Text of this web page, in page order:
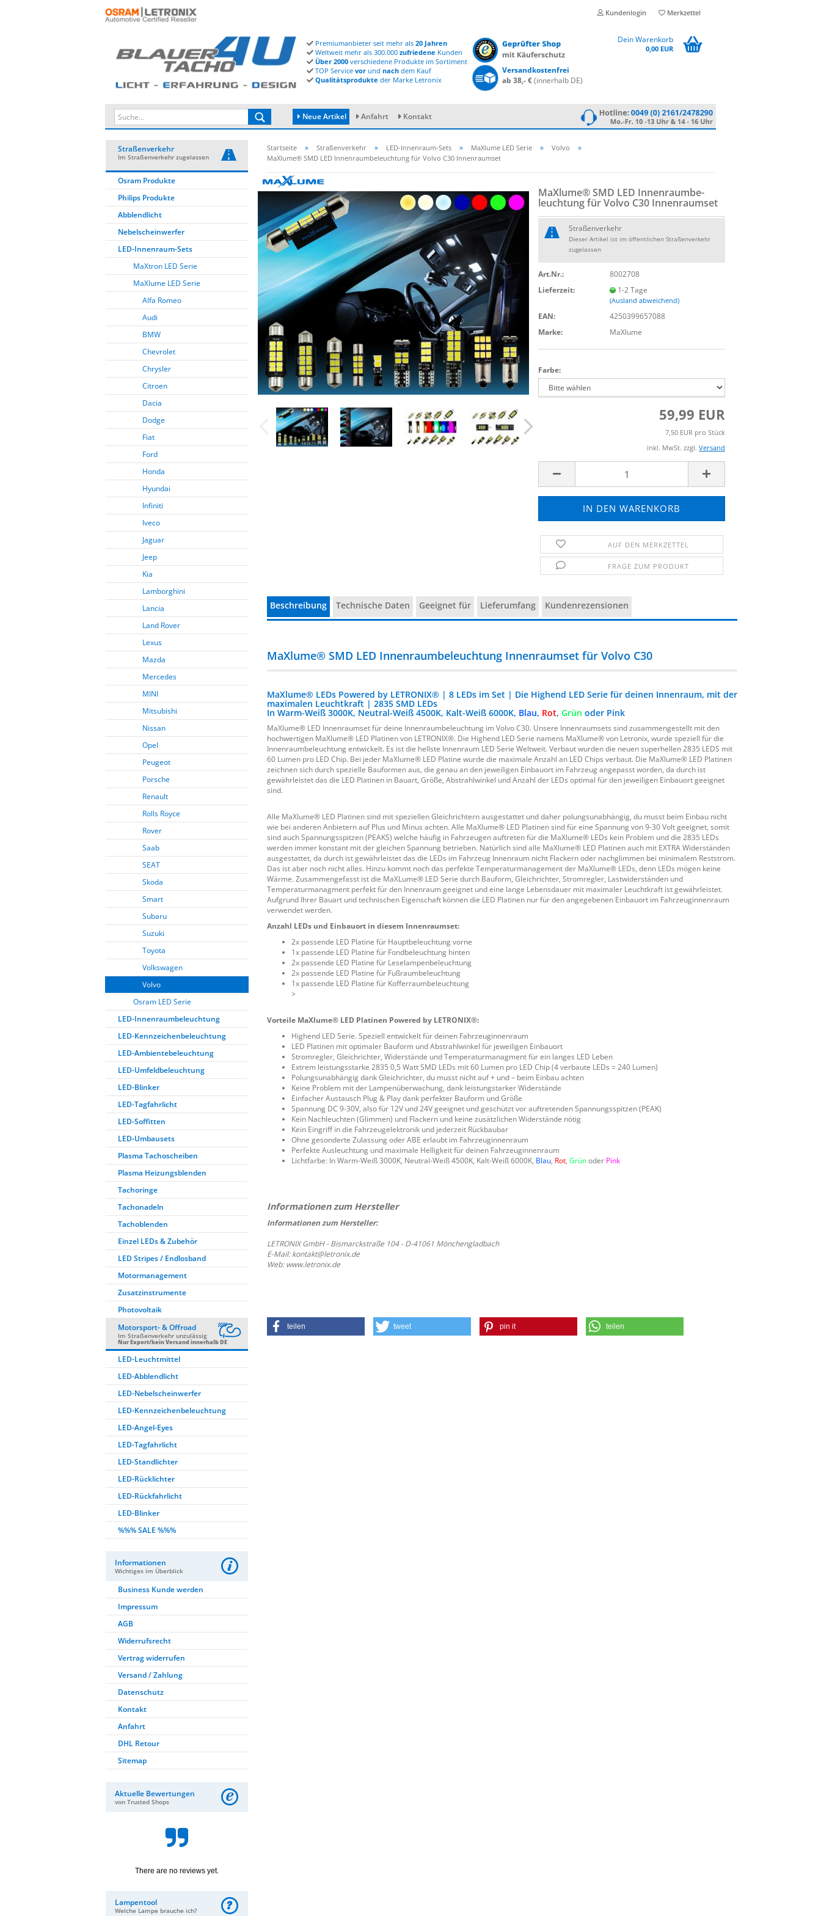
Kundenlogin
Passwort vergessen?
Merkzettel
Premiumanbieter seit mehr als 20 Jahren
Weltweit mehr als 300.000 zufriedene Kunden
Über 2000 verschiedene Produkte im Sortiment
TOP Service vor und nach dem Kauf
Qualitätsprodukte der Marke Letronix
Versandkostenfrei
ab 38,- €(innerhalb DE)
Dein Warenkorb
0,00 EUR
Neue Artikel Anfahrt Kontakt
Startseite » Straßenverkehr » LED-Innenraum-Sets » MaXlume LED Serie » Volvo »
MaXlume® SMD LED Innenraumbeleuchtung für Volvo C30 Innenraumset
MaXlu­me® SMD LED In­nen­raum­be­
leuch­tung für Volvo C30 In­nen­ra­um­set
Art.Nr.:
8002708
Lieferzeit:
1-2 Tage
(Ausland abweichend)
EAN:
4250399657088
Marke:
MaXlume
Straßenverkehr
Dieser Artikel ist im öffentlichen Straßenverkehr
zugelassen
Farbe:
59,99 EUR
7,50 EUR pro Stück
inkl. MwSt. zzgl. Versand
AUF DEN MERKZETTEL
FRAGE ZUM PRODUKT
Beschreibung Technische Daten Geeignet für Lieferumfang Kundenrezensionen
MaXlume® SMD LED Innenraumbeleuchtung Innenraumset für Volvo C30
MaXlume® LEDs Powered by LETRONIX® | 8 LEDs im Set | Die Highend LED Serie für deinen Innenraum, mit der
maximalen Leuchtkraft | 2835 SMD LEDs
In Warm-Weiß 3000K, Neutral-Weiß 4500K, Kalt-Weiß 6000K, Blau, Rot, Grün oder Pink
MaXlume® LED Innenraumset für deine Innenraumbeleuchtung im Volvo C30. Unsere Innenraumsets sind zusammengestellt mit den
hochwertigen MaXlume® LED Platinen von LETRONIX®. Die Highend LED Serie namens MaXlume® von Letronix, wurde speziell für die
Innenraumbeleuchtung entwickelt. Es ist die hellste Innenraum LED Serie Weltweit. Verbaut wurden die neuen superhellen 2835 LEDS mit
60 Lumen pro LED Chip. Bei jeder MaXlume® LED Platine wurde die maximale Anzahl an LED Chips verbaut. Die MaXlume® LED Platinen
zeichnen sich durch spezielle Bauformen aus, die genau an den jeweiligen Einbauort im Fahrzeug angepasst worden, da durch ist
gewährleistet das die LED Platinen in Bauart, Größe, Abstrahlwinkel und Anzahl der LEDs optimal für den jeweiligen Einbauort geeignet
sind.
Alle MaXlume® LED Platinen sind mit speziellen Gleichrichtern ausgestattet und daher polungsunabhängig, du musst beim Einbau nicht
wie bei anderen Anbietern auf Plus und Minus achten. Alle MaXlume® LED Platinen sind für eine Spannung von 9-30 Volt geeignet, somit
sind auch Spannungsspitzen (PEAKS) welche häufig in Fahrzeugen auftreten für die MaXlume® LEDs kein Problem und die 2835 LEDs
werden immer konstant mit der gleichen Spannung betrieben. Natürlich sind alle MaXlume® LED Platinen auch mit EXTRA Widerständen
ausgestattet, da durch ist gewährleistet das die LEDs im Fahrzeug Innenraum nicht Flackern oder nachglimmen bei minimalem Reststrom.
Das ist aber noch nicht alles. Hinzu kommt noch das perfekte Temperaturmanagement der MaXlume® LEDs, denn LEDs mögen keine
Wärme. Zusammengefasst ist die MaXLume® LED Serie durch Bauform, Gleichrichter, Stromregler, Lastwiderständen und
Temperaturmanagment perfekt für den Innenraum geeignet und eine lange Lebensdauer mit maximaler Leuchtkraft ist gewährleistet.
Aufgrund Ihrer Bauart und technischen Eigenschaft können die LED Platinen nur für den angegebenen Einbauort im Fahrzeuginnenraum
verwendet werden.
Anzahl LEDs und Einbauort in diesem Innenraumset:
2x passende LED Platine für Hauptbeleuchtung vorne
1x passende LED Platine für Fondbeleuchtung hinten
2x passende LED Platine für Leselampenbeleuchtung
2x passende LED Platine für Fußraumbeleuchtung
1x passende LED Platine für Kofferraumbeleuchtung
>
Vorteile MaXlume® LED Platinen Powered by LETRONIX®:
Highend LED Serie. Speziell entwickelt für deinen Fahrzeuginnenraum
LED Platinen mit optimaler Bauform und Abstrahlwinkel für jeweiligen Einbauort
Stromregler, Gleichrichter, Widerstände und Temperaturmanagment für ein langes LED Leben
Extrem leistungsstarke 2835 0,5 Watt SMD LEDs mit 60 Lumen pro LED Chip (4 verbaute LEDs = 240 Lumen)
Polungsunabhängig dank Gleichrichter, du musst nicht auf + und – beim Einbau achten
Keine Problem mit der Lampenüberwachung, dank leistungstarker Widerstände
Einfacher Austausch Plug & Play dank perfekter Bauform und Größe
Spannung DC 9-30V, also für 12V und 24V geeignet und geschützt vor auftretenden Spannungsspitzen (PEAK)
Kein Nachleuchten (Glimmen) und Flackern und keine zusätzlichen Widerstände nötig
Kein Eingriff in die Fahrzeugelektronik und jederzeit Rückbaubar
Ohne gesonderte Zulassung oder ABE erlaubt im Fahrzeuginnenraum
Perfekte Ausleuchtung und maximale Helligkeit für deinen Fahrzeuginnenraum
Lichtfarbe: In Warm-Weiß 3000K, Neutral-Weiß 4500K, Kalt-Weiß 6000K, Blau, Rot, Grünoder Pink
Informationen zum Hersteller:
LETRONIX GmbH - Bismarckstraße 104 - D-41061 Mönchengladbach
E-Mail: kontakt@letronix.de
Web: www.letronix.de
teilen tweet pin it teilen
Straßenverkehr
Im Straßenverkehr zugelassen
Osram Produkte
Philips Produkte
Abblendlicht
Nebelscheinwerfer
LED-Innenraum-Sets
MaXtron LED Serie
MaXlume LED Serie
Alfa Romeo
Audi
BMW
Chevrolet
Chrysler
Citroen
Dacia
Dodge
Fiat
Ford
Honda
Hyundai
Infiniti
Iveco
Jaguar
Jeep
Kia
Lamborghini
Lancia
Land Rover
Lexus
Mazda
Mercedes
MINI
Mitsubishi
Nissan
Opel
Peugeot
Porsche
Renault
Rolls Royce
Rover
Saab
SEAT
Skoda
Smart
Subaru
Suzuki
Toyota
Volkswagen
Volvo
Osram LED Serie
LED-Innenraumbeleuchtung
LED-Kennzeichenbeleuchtung
LED-Ambientebeleuchtung
LED-Umfeldbeleuchtung
LED-Blinker
LED-Tagfahrlicht
LED-Soffitten
LED-Umbausets
Plasma Tachoscheiben
Plasma Heizungsblenden
Tachoringe
Tachonadeln
Tachoblenden
Einzel LEDs & Zubehör
LED Stripes / Endlosband
Motormanagement
Zusatzinstrumente
Photovoltaik
Motorsport- & Offroad
Im Straßenverkehr unzulässig
Nur Export/kein Versand innerhalb DE
LED-Leuchtmittel
LED-Abblendlicht
LED-Nebelscheinwerfer
LED-Kennzeichenbeleuchtung
LED-Angel-Eyes
LED-Tagfahrlicht
LED-Standlichter
LED-Rücklichter
LED-Rückfahrlicht
LED-Blinker
%%% SALE %%%
Informationen
Wichtiges im Überblick
Business Kunde werden
Impressum
AGB
Widerrufsrecht
Vertrag widerrufen
Versand / Zahlung
Datenschutz
Kontakt
Anfahrt
DHL Retour
Sitemap
Aktuelle Bewertungen
von Trusted Shops
There are no reviews yet.
Lampentool
Welche Lampe brauche ich?